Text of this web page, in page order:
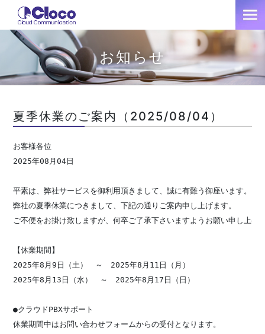
お知らせ
夏季休業のご案内（2025/08/04）
お客様各位
2025年08月04日
平素は、弊社サービスを御利用頂きまして、誠に有難う御座います。
弊社の夏季休業につきまして、下記の通りご案内申し上げます。
ご不便をお掛け致しますが、何卒ご了承下さいますようお願い申し上げ
【休業期間】
2025年8月9日（土）　～　2025年8月11日（月）
2025年8月13日（水）　～　2025年8月17日（日）
●クラウドPBXサポート
休業期間中はお問い合わせフォームからの受付となります。